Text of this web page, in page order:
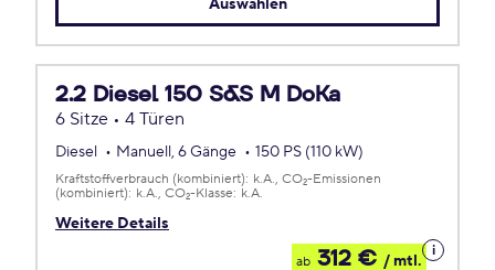
Auswählen
2.2 Diesel 150 S&S M DoKa
6 Sitze • 4 Türen
Diesel Manuell, 6 Gänge 150 PS (110 kW)
Weitere Details
Kraftstoffverbrauch (kombiniert): k.A. CO2-Emissionen
(kombiniert): k.A. CO2-Klasse: k.A.
ab 312 € / mtl.
Details
zum